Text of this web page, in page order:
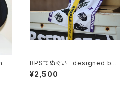
BPSてぬぐい designed by
伊達努 黒×パープル
¥2,500